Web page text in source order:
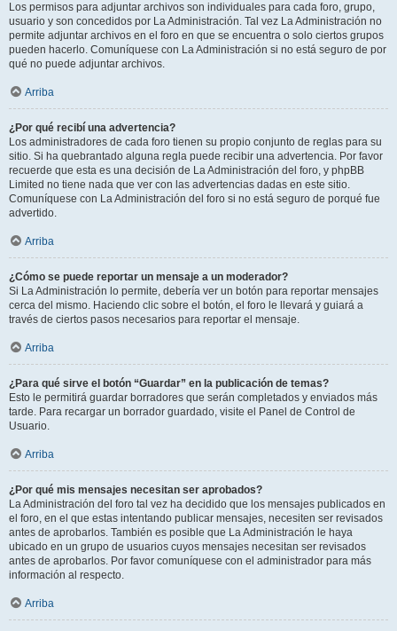
Los permisos para adjuntar archivos son individuales para cada foro, grupo,
usuario y son concedidos por La Administración. Tal vez La Administración no
permite adjuntar archivos en el foro en que se encuentra o solo ciertos grupos
pueden hacerlo. Comuníquese con La Administración si no está seguro de por
qué no puede adjuntar archivos.
Arriba
¿Por qué recibí una advertencia?
Los administradores de cada foro tienen su propio conjunto de reglas para su
sitio. Si ha quebrantado alguna regla puede recibir una advertencia. Por favor
recuerde que esta es una decisión de La Administración del foro, y phpBB
Limited no tiene nada que ver con las advertencias dadas en este sitio.
Comuníquese con La Administración del foro si no está seguro de porqué fue
advertido.
Arriba
¿Cómo se puede reportar un mensaje a un moderador?
Si La Administración lo permite, debería ver un botón para reportar mensajes
cerca del mismo. Haciendo clic sobre el botón, el foro le llevará y guiará a
través de ciertos pasos necesarios para reportar el mensaje.
Arriba
¿Para qué sirve el botón “Guardar” en la publicación de temas?
Esto le permitirá guardar borradores que serán completados y enviados más
tarde. Para recargar un borrador guardado, visite el Panel de Control de
Usuario.
Arriba
¿Por qué mis mensajes necesitan ser aprobados?
La Administración del foro tal vez ha decidido que los mensajes publicados en
el foro, en el que estas intentando publicar mensajes, necesiten ser revisados
antes de aprobarlos. También es posible que La Administración le haya
ubicado en un grupo de usuarios cuyos mensajes necesitan ser revisados
antes de aprobarlos. Por favor comuníquese con el administrador para más
información al respecto.
Arriba